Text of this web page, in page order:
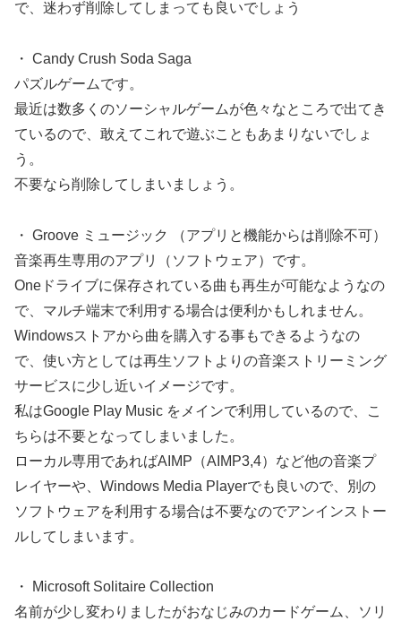
で、迷わず削除してしまっても良いでしょう
・ Candy Crush Soda Saga
パズルゲームです。
最近は数多くのソーシャルゲームが色々なところで出てき
ているので、敢えてこれで遊ぶこともあまりないでしょ
う。
不要なら削除してしまいましょう。
・ Groove ミュージック （アプリと機能からは削除不可）
音楽再生専用のアプリ（ソフトウェア）です。
Oneドライブに保存されている曲も再生が可能なようなの
で、マルチ端末で利用する場合は便利かもしれません。
Windowsストアから曲を購入する事もできるようなの
で、使い方としては再生ソフトよりの音楽ストリーミング
サービスに少し近いイメージです。
私はGoogle Play Music をメインで利用しているので、こ
ちらは不要となってしまいました。
ローカル専用であればAIMP（AIMP3,4）など他の音楽プ
レイヤーや、Windows Media Playerでも良いので、別の
ソフトウェアを利用する場合は不要なのでアンインストー
ルしてしまいます。
・ Microsoft Solitaire Collection
名前が少し変わりましたがおなじみのカードゲーム、ソリ